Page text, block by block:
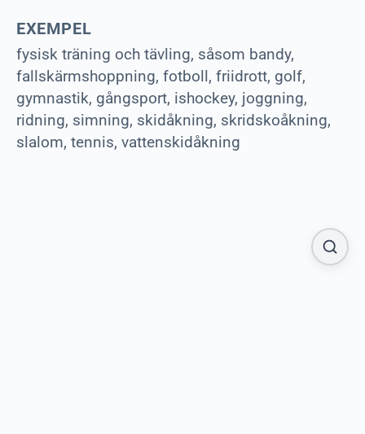
EXEMPEL
fysisk träning och tävling, såsom bandy,
fallskärmshoppning, fotboll, friidrott, golf,
gymnastik, gångsport, ishockey, joggning,
ridning, simning, skidåkning, skridskoåkning,
slalom, tennis, vattenskidåkning